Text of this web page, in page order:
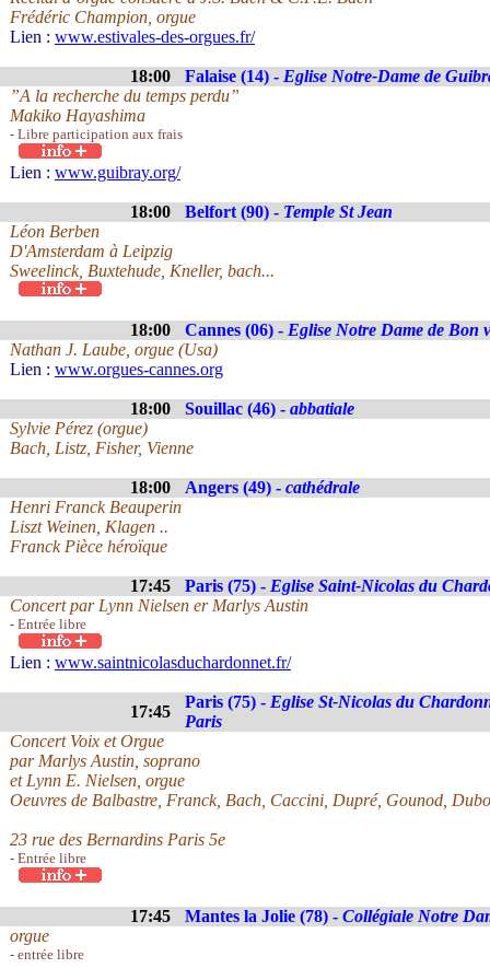
Frédéric Champion, orgue
Lien : www.estivales-des-orgues.fr/
18:00 Falaise (14) - Eglise Notre-Dame de
”A la recherche du temps perdu”
Makiko Hayashima
- Libre participation aux frais
Lien : www.guibray.org/
18:00 Belfort (90) - Temple St Jean
Léon Berben
D'Amsterdam à Leipzig
Sweelinck, Buxtehude, Kneller, bach...
18:00 Cannes (06) - Eglise Notre Dame de Bon
Nathan J. Laube, orgue (Usa)
Lien : www.orgues-cannes.org
18:00 Souillac (46) - abbatiale
Sylvie Pérez (orgue)
Bach, Listz, Fisher, Vienne
18:00 Angers (49) - cathédrale
Henri Franck Beauperin
Liszt Weinen, Klagen ..
Franck Pièce héroïque
17:45 Paris (75) - Eglise Saint-Nicolas du
Concert par Lynn Nielsen er Marlys Austin
- Entrée libre
Lien : www.saintnicolasduchardonnet.fr/
17:45
Paris (75) - Eglise St-Nicolas du
Paris
Concert Voix et Orgue
par Marlys Austin, soprano
et Lynn E. Nielsen, orgue
Oeuvres de Balbastre, Franck, Bach, Caccini, Dupré, Gounod,
23 rue des Bernardins Paris 5e
- Entrée libre
17:45 Mantes la Jolie (78) - Collégiale Notre
orgue
- entrée libre